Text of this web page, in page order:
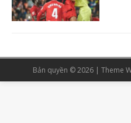
Bản quyền © 2026 | Theme